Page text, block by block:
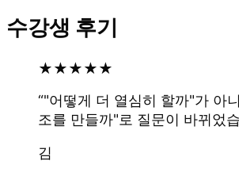
수강생 후기
★★★★★
“"어떻게 더 열심히 할까"가 아
조를 만들까"로 질문이 바뀌었
김